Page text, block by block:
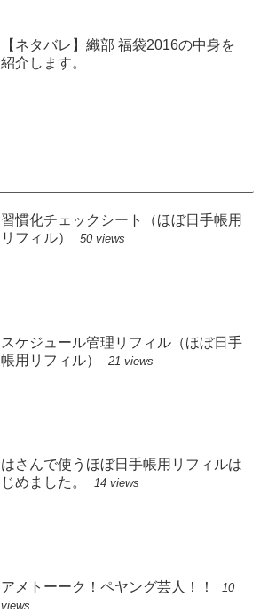
【ネタバレ】織部 福袋2016の中身を
紹介します。
習慣化チェックシート（ほぼ日手帳用
リフィル）
50 views
スケジュール管理リフィル（ほぼ日手
帳用リフィル）
21 views
はさんで使うほぼ日手帳用リフィルは
じめました。
14 views
アメトーーク！ペヤング芸人！！
10
views